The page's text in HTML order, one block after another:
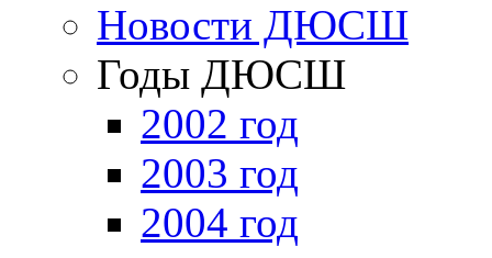
Новости ДЮСШ
Годы ДЮСШ
2002 год
2003 год
2004 год